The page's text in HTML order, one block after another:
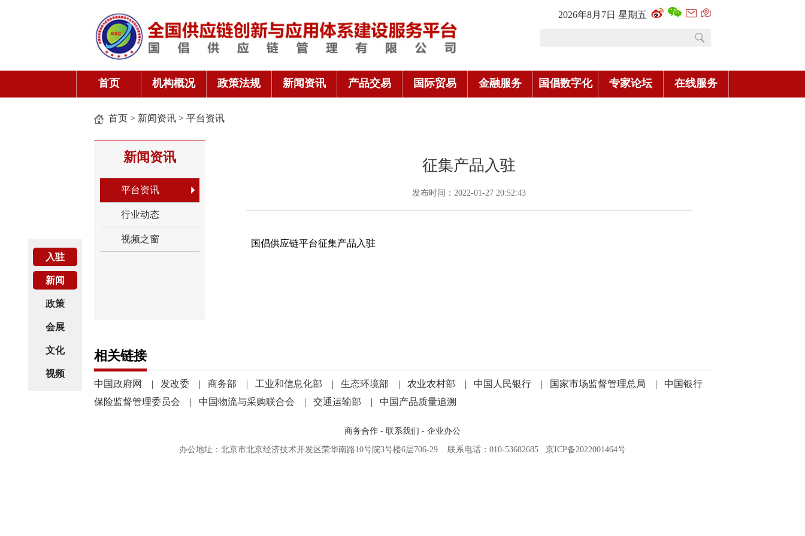
2026年8月7日 星期五
首页 机构概况 政策法规 新闻资讯 产品交易 国际贸易 金融服务 国倡数字化 专家论坛 在线服务
首页 > 新闻资讯 > 平台资讯
新闻资讯
平台资讯
行业动态
视频之窗
征集产品入驻
发布时间：2022-01-27 20:52:43
国倡供应链平台征集产品入驻
相关链接
中国政府网 | 发改委 | 商务部 | 工业和信息化部 | 生态环境部 | 农业农村部 | 中国人民银行 | 国家市场监督管理总局 | 中国银行
保险监督管理委员会 | 中国物流与采购联合会 | 交通运输部 | 中国产品质量追溯
商务合作 - 联系我们 - 企业办公
办公地址：北京市北京经济技术开发区荣华南路10号院3号楼6层706-29 联系电话：010-53682685 京ICP备2022001464号
入驻
新闻
政策
会展
文化
视频